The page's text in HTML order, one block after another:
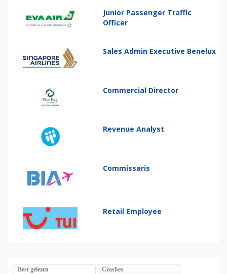
Junior Passenger Traffic
Officer
Sales Admin Executive Benelux
Commercial Director
Revenue Analyst
Commissaris
Retail Employee
Best gelezen Crashes